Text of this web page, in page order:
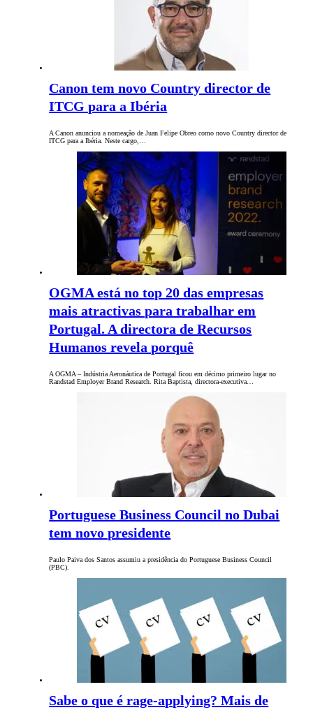
Canon tem novo Country director de
ITCG para a Ibéria
A Canon anunciou a nomeação de Juan Felipe Obreo como novo Country director de
ITCG para a Ibéria. Neste cargo,…
OGMA está no top 20 das empresas
mais atractivas para trabalhar em
Portugal. A directora de Recursos
Humanos revela porquê
A OGMA – Indústria Aeronáutica de Portugal ficou em décimo primeiro lugar no
Randstad Employer Brand Research. Rita Baptista, directora-executiva…
Portuguese Business Council no Dubai
tem novo presidente
Paulo Paiva dos Santos assumiu a presidência do Portuguese Business Council
(PBC).
Sabe o que é rage-applying? Mais de